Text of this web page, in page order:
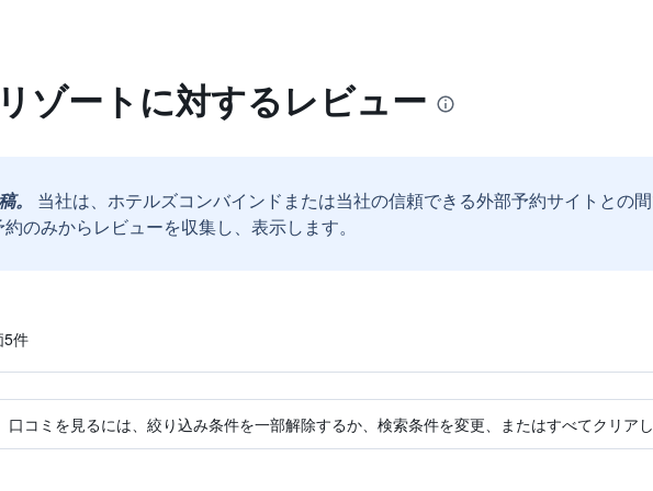
ゾートに対するレビュー
。
当社は、ホテルズコンバインドまたは当社の信頼できる外部予約サイトとの
のみからレビューを収集し、表示します。
5​件
コミを見るには、絞り込み条件を一部解除するか、検索条件を変更、またはすべてクリアし